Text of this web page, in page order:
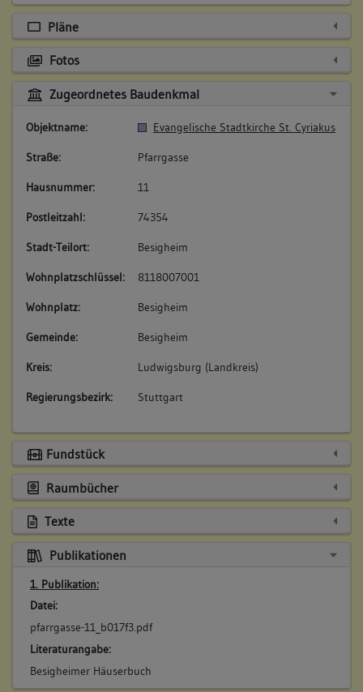
Pläne
Fotos
Zugeordnetes Baudenkmal
Objektname: Evangelische Stadtkirche St. Cyriakus
Straße: Pfarrgasse
Hausnummer: 11
Postleitzahl: 74354
Stadt-Teilort: Besigheim
Wohnplatzschlüssel: 8118007001
Wohnplatz: Besigheim
Gemeinde: Besigheim
Kreis: Ludwigsburg (Landkreis)
Regierungsbezirk: Stuttgart
Fundstück
Raumbücher
Texte
Publikationen
1. Publikation:
Datei:
pfarrgasse-11_b017f3.pdf
Literaturangabe:
Besigheimer Häuserbuch